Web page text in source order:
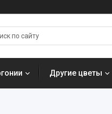
Другие цветы